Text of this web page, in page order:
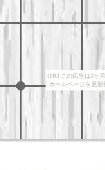
[PR] この広告は3ヶ
ホームページを更